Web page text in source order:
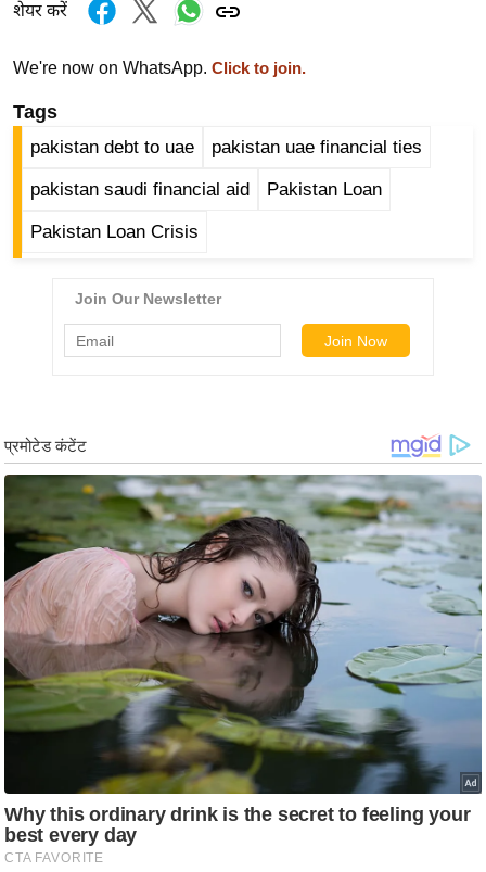
ड
ल्म
स
क्षा
B
e
w
ला
इ
फ
स्टा
इ
ल
टे
जी
ब्यू
टी
शेयर करें
We're now on WhatsApp. Click to join.
Tags
pakistan debt to uae pakistan uae financial ties
pakistan saudi financial aid Pakistan Loan
Pakistan Loan Crisis